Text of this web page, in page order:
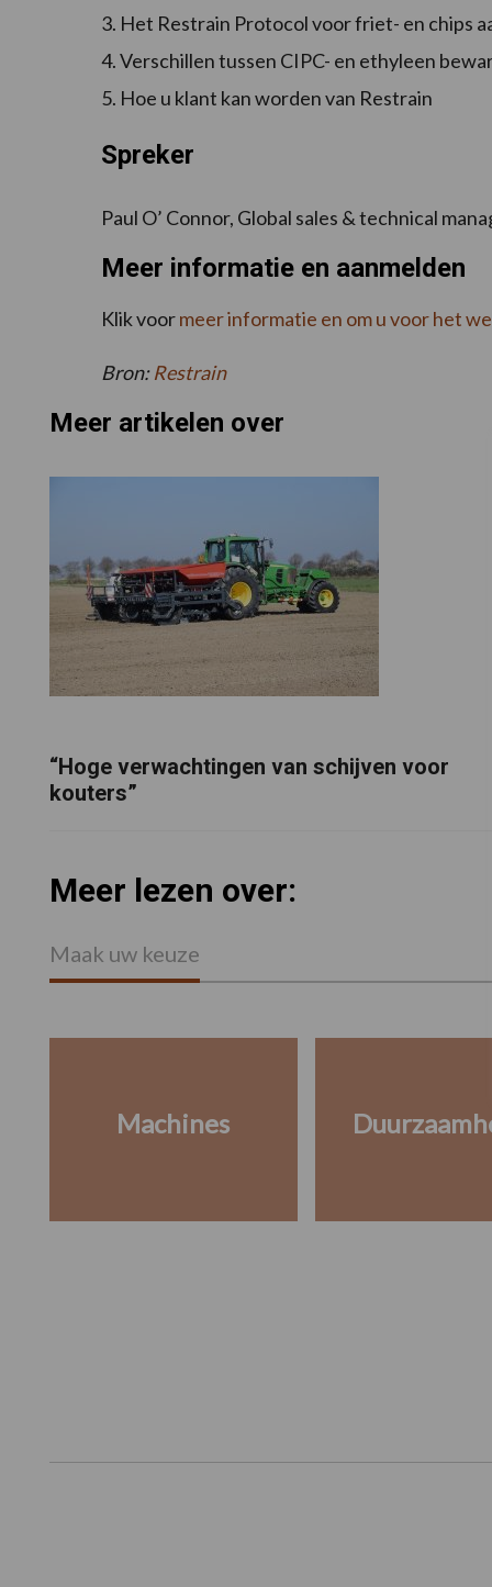
3. Het Restrain Protocol voor friet- en chips
4. Verschillen tussen CIPC- en ethyleen
5. Hoe u klant kan worden van Restrain
Spreker
Paul O’ Connor, Global sales & technical
Meer informatie en aanmelden
Klik voormeer informatie en om u voor het
Bron:Restrain
Meer artikelen over
“Hoge verwachtingen van schijven voor
kouters”
Meer lezen over:
Maak uw keuze
Machines